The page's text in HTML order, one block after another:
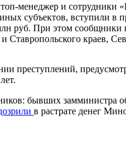
менеджер и
субъектов, вступили
руб. При этом
Ставропольского краев,
преступлений,
бывших замминистра
в растрате денег